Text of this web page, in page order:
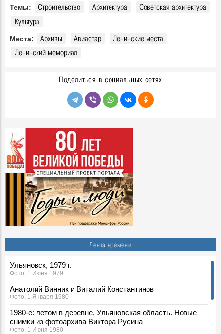
Лента времени
Ульяновск, 1979 г.
Фото, 1 Июня 1979
Анатолий Винник и Виталий Константинов
Фото, 1 Января 1980
1980-е: летом в деревне, Ульяновская область. Новые
снимки из фотоархива Виктора Русина
Фото, 1 Июня 1980
Темы: Строительство Архитектура
Советская архитектура
Культура
Места: Архивы Авиастар
Ленинские места
Ленинский мемориал
Поделиться в социальных сетях